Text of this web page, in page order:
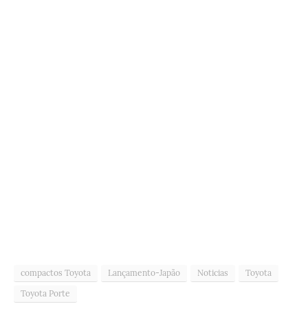
compactos Toyota Lançamento-Japão Noticias
Toyota
Toyota Porte